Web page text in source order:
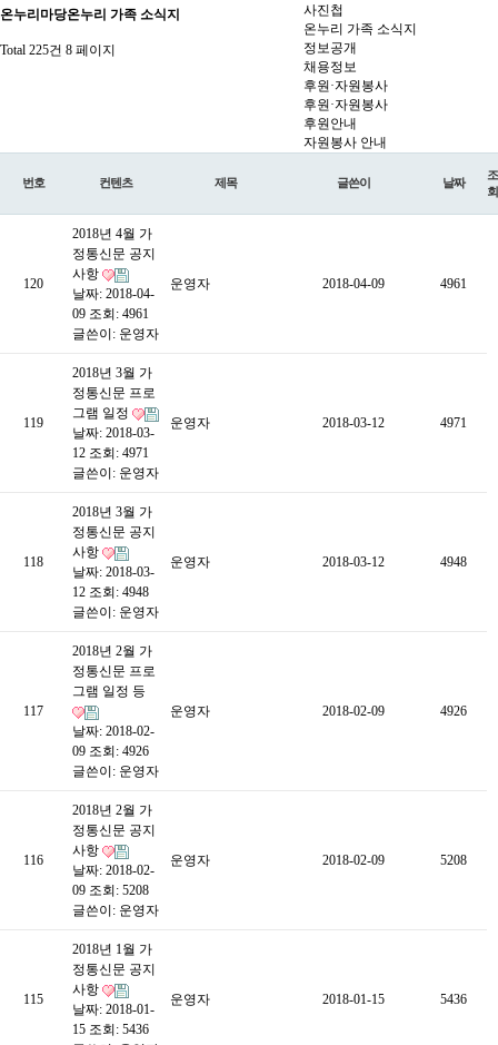
사진첩
온누리 가족 소식지
정보공개
채용정보
후원·자원봉사
후원·자원봉사
후원안내
자원봉사 안내
온누리마당온누리 가족 소식지
Total 225건 8 페이지
번호 컨텐츠 제목 글쓴이 날짜
조
회
120
2018년 4월 가
정통신문 공지
사항
날짜: 2018-04-
09 조회: 4961
글쓴이: 운영자
운영자 2018-04-09 4961
119
2018년 3월 가
정통신문 프로
그램 일정
날짜: 2018-03-
12 조회: 4971
글쓴이: 운영자
운영자 2018-03-12 4971
118
2018년 3월 가
정통신문 공지
사항
날짜: 2018-03-
12 조회: 4948
글쓴이: 운영자
운영자 2018-03-12 4948
117
2018년 2월 가
정통신문 프로
그램 일정 등
날짜: 2018-02-
09 조회: 4926
글쓴이: 운영자
운영자 2018-02-09 4926
116
2018년 2월 가
정통신문 공지
사항
날짜: 2018-02-
09 조회: 5208
글쓴이: 운영자
운영자 2018-02-09 5208
115
2018년 1월 가
정통신문 공지
사항
날짜: 2018-01-
15 조회: 5436
운영자 2018-01-15 5436